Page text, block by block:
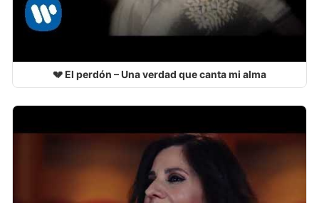
💔 El perdón – Una verdad que canta mi alma